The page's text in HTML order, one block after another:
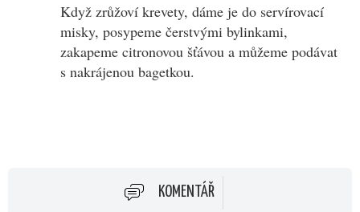
Když zrůžoví krevety, dáme je do servírovací
misky, posypeme čerstvými bylinkami,
zakapeme citronovou šťávou a můžeme podávat
s nakrájenou bagetkou.
KOMENTÁŘ